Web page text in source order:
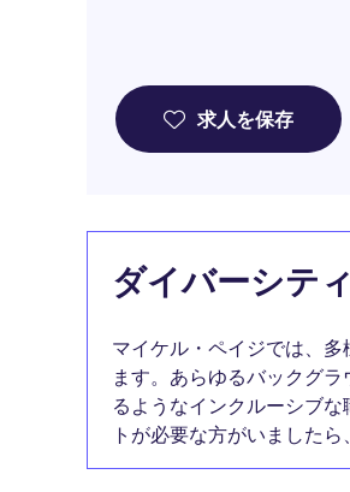
求人を保存
ダイバーシテ
マイケル・ペイジでは、
ます。あらゆるバックグ
るようなインクルーシブ
トが必要な方がいましたら、